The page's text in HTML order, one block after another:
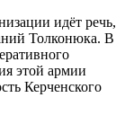
идёт речь,
Толконюка. В
этой армии
Керченского